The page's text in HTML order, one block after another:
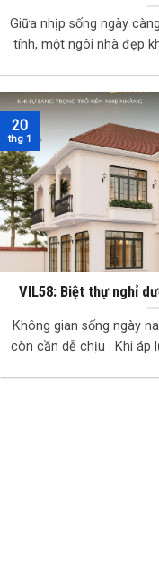
không chỉ để ở,
Giữa nhịp sống ngày
tính, một ngôi nhà đẹp
VIL58: Biệt thự nghỉ
sang trọng
Không gian sống ngày
còn cần dễ chịu . Khi áp
20
thg 1